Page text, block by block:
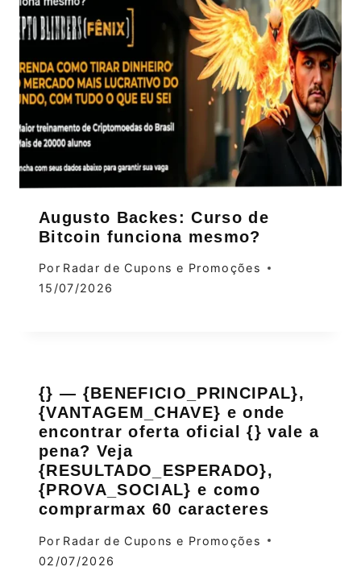
Augusto Backes: Curso de
Bitcoin funciona mesmo?
Por Radar de Cupons e Promoções
15/07/2026
{} — {BENEFICIO_PRINCIPAL},
{VANTAGEM_CHAVE} e onde
encontrar oferta oficial {} vale a
pena? Veja
{RESULTADO_ESPERADO},
{PROVA_SOCIAL} e como
comprarmax 60 caracteres
Por Radar de Cupons e Promoções
02/07/2026